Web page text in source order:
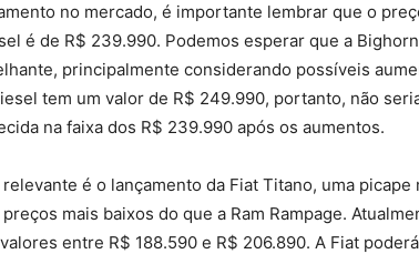
no mercado, é importante lembrar que o
é de R$ 239.990. Podemos esperar que a
principalmente considerando possíveis
tem um valor de R$ 249.990, portanto, não
na faixa dos R$ 239.990 após os aumentos.
é o lançamento da Fiat Titano, uma picape
mais baixos do que a Ram Rampage.
entre R$ 188.590 e R$ 206.890. A Fiat